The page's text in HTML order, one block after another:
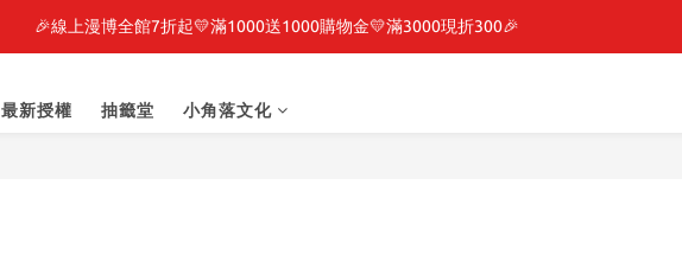
最新開賣🔥「全知讀者視角」 周邊商品
🎉線上漫博全館7折起💛滿1000送1000購物金💛滿3000現折300🎉
最新授權 抽籤堂 小角落文化